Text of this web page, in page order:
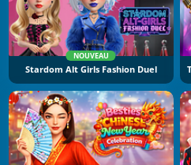
NOUVEAU
Stardom Alt Girls Fashion Duel